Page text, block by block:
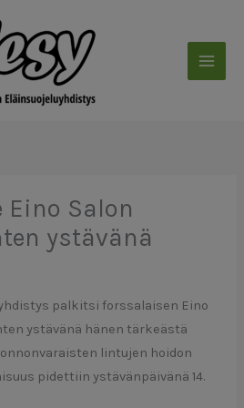
Salon
ystävänä
palkitsi forssalaisen Eino
ystävänä hänen tärkeästä
lintujen hoidon
pidettiin ystävänpäivänä 14.